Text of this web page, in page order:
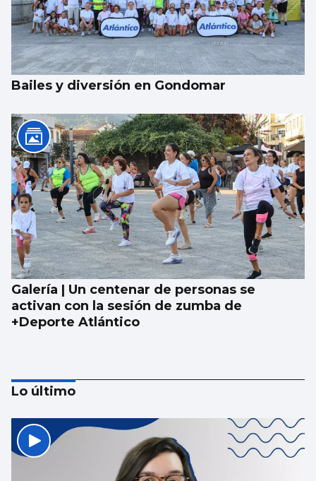
Bailes y diversión en Gondomar
Galería | Un centenar de personas se
activan con la sesión de zumba de
+Deporte Atlántico
Lo último